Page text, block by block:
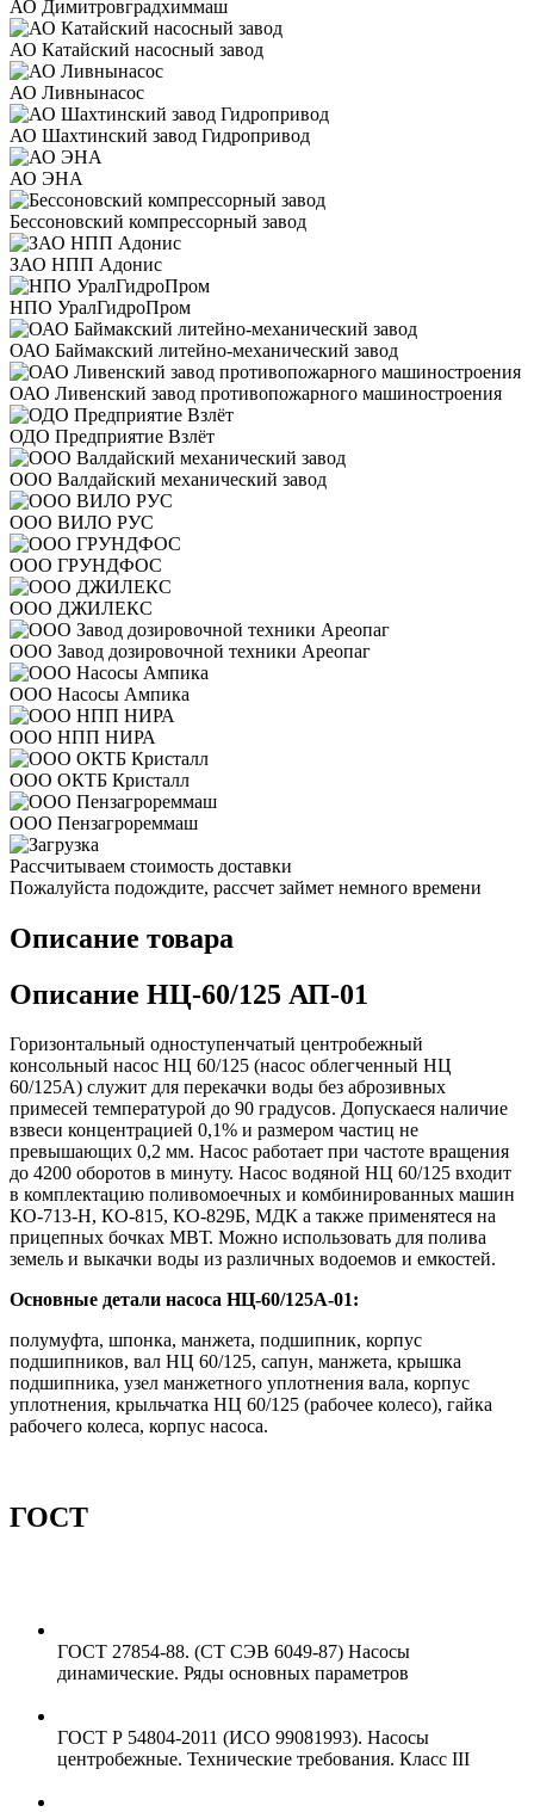
АО Димитровградхиммаш
АО Катайский насосный завод
АО Ливнынасос
АО Шахтинский завод Гидропривод
АО ЭНА
Бессоновский компрессорный завод
ЗАО НПП Адонис
НПО УралГидроПром
ОАО Баймакский литейно-механический завод
ОАО Ливенский завод противопожарного машиностроения
ОДО Предприятие Взлёт
ООО Валдайский механический завод
ООО ВИЛО РУС
ООО ГРУНДФОС
ООО ДЖИЛЕКС
ООО Завод дозировочной техники Ареопаг
ООО Насосы Ампика
ООО НПП НИРА
ООО ОКТБ Кристалл
ООО Пензагрореммаш
Рассчитываем стоимость доставки
Пожалуйста подождите, рассчет займет немного времени
Описание товара
Описание НЦ-60/125 АП-01
Горизонтальный одноступенчатый центробежный
консольный насос НЦ 60/125 (насос облегченный НЦ
60/125А) служит для перекачки воды без аброзивных
примесей температурой до 90 градусов. Допускаеся наличие
взвеси концентрацией 0,1% и размером частиц не
превышающих 0,2 мм. Насос работает при частоте вращения
до 4200 оборотов в минуту. Насос водяной НЦ 60/125 входит
в комплектацию поливомоечных и комбинированных машин
КО-713-Н, КО-815, КО-829Б, МДК а также применятеся на
прицепных бочках МВТ. Можно использовать для полива
земель и выкачки воды из различных водоемов и емкостей.
Основные детали насоса НЦ-60/125А-01:
полумуфта, шпонка, манжета, подшипник, корпус
подшипников, вал НЦ 60/125, сапун, манжета, крышка
подшипника, узел манжетного уплотнения вала, корпус
уплотнения, крыльчатка НЦ 60/125 (рабочее колесо), гайка
рабочего колеса, корпус насоса.
ГОСТ
ГОСТ 27854-88. (СТ СЭВ 6049-87) Насосы
динамические. Ряды основных параметров
ГОСТ Р 54804-2011 (ИСО 99081993). Насосы
центробежные. Технические требования. Класс III